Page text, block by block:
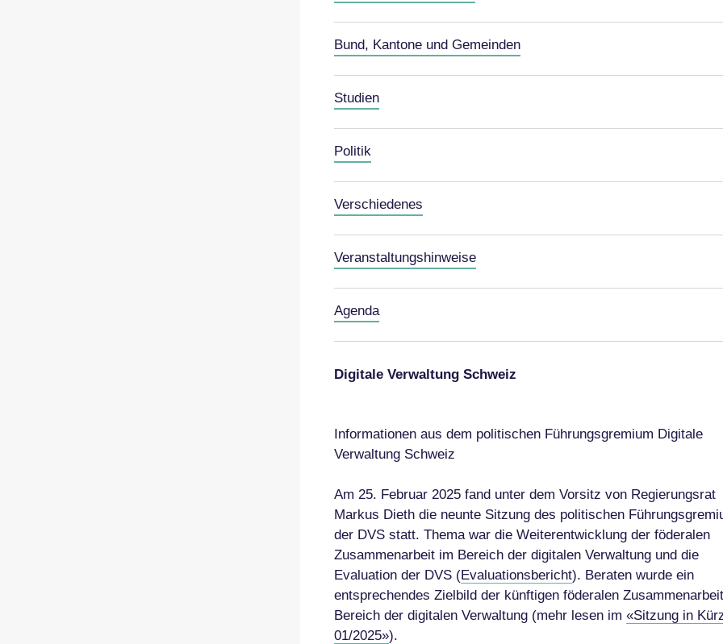
Bund, Kantone und Gemeinden
Studien
Politik
Verschiedenes
Veranstaltungshinweise
Agenda
Digitale Verwaltung Schweiz
Informationen aus dem politischen Führungsgremium Digitale
Verwaltung Schweiz
Am 25. Februar 2025 fand unter dem Vorsitz von Regierungsrat
Markus Dieth die neunte Sitzung des politischen
der DVS statt. Thema war die Weiterentwicklung der föderalen
Zusammenarbeit im Bereich der digitalen Verwaltung und die
Evaluation der DVS (Evaluationsbericht). Beraten wurde ein
entsprechendes Zielbild der künftigen föderalen
Bereich der digitalen Verwaltung (mehr lesen im «Sitzung in
01/2025»).